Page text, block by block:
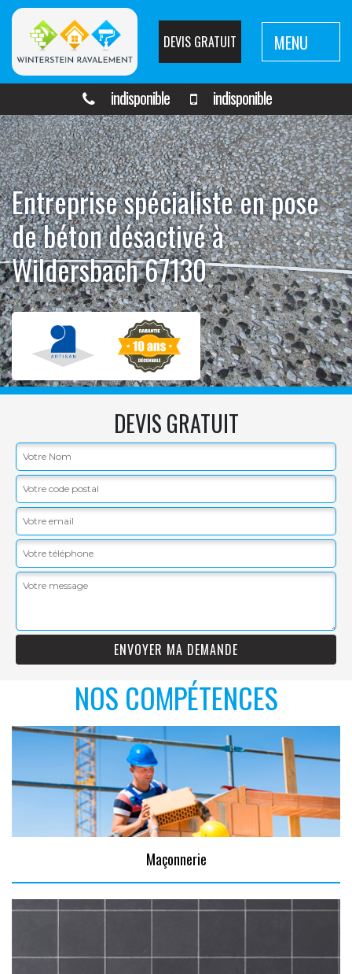
DEVIS GRATUIT MENU
indisponible indisponible
Entreprise spécialiste en pose
de béton désactivé à
Wildersbach 67130
DEVIS GRATUIT
NOS COMPÉTENCES
Maçonnerie